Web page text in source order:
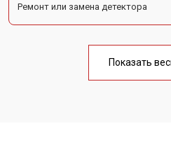
Ремонт или замена детектора
Показать